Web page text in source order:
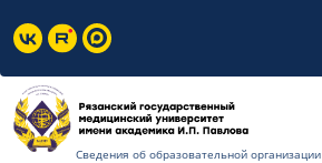
Сведения об образовательной организации